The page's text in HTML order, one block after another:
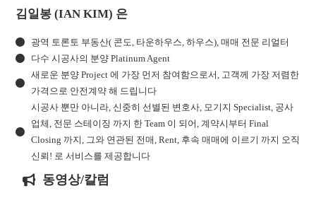
김일봉 (IAN KIM) 은
광역 토론토 부동산( 콘도, 타운하우스, 하우스), 매매 전문 리얼터
다수 시공사의 분양 Platinum Agent
새로운 분양 Project 에 가장 먼저 참여함으로서, 고객께 가장 저렴한
가격으로 안전계약 해 드립니다
시공사 뿐만 아니라, 신중히 선별된 변호사, 모기지 Specialist, 공사
업체, 전문 스테이징 까지 한 Team 이 되어, 계약시부터 Final
Closing 까지, 그와 연관된 전매, Rent, 후속 매매에 이르기 까지 오직
신뢰! 로 서비스를 제공합니다
동영상/칼럼